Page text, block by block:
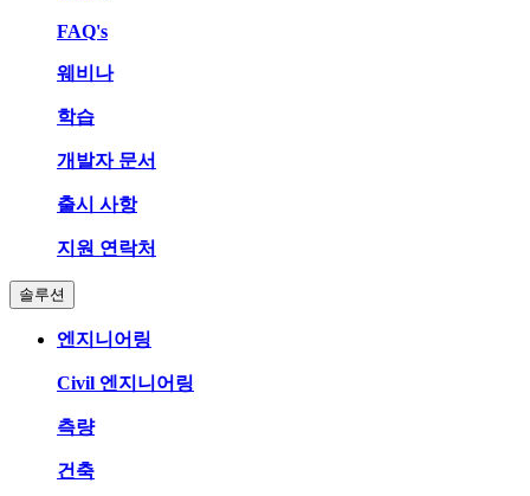
FAQ's
웨비나
학습
개발자 문서
출시 사항
지원 연락처
솔루션
엔지니어링
Civil 엔지니어링
측량
건축